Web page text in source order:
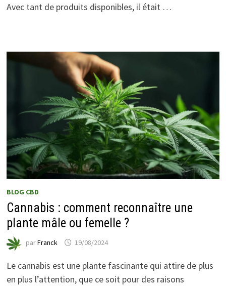
Avec tant de produits disponibles, il était …
BLOG CBD
Cannabis : comment reconnaître une
plante mâle ou femelle ?
parFranck 19/08/2024
Le cannabis est une plante fascinante qui attire de plus
en plus l’attention, que ce soit pour des raisons